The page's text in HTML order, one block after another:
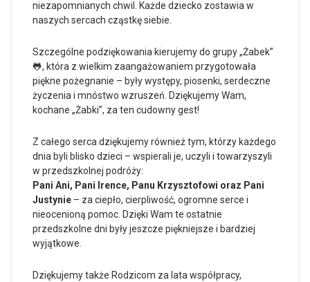
niezapomnianych chwil. Każde dziecko zostawia w
naszych sercach cząstkę siebie.
Szczególne podziękowania kierujemy do grupy „Żabek”
🐸, która z wielkim zaangażowaniem przygotowała
piękne pożegnanie – były występy, piosenki, serdeczne
życzenia i mnóstwo wzruszeń. Dziękujemy Wam,
kochane „Żabki”, za ten cudowny gest!
Z całego serca dziękujemy również tym, którzy każdego
dnia byli blisko dzieci – wspierali je, uczyli i towarzyszyli
w przedszkolnej podróży:
Pani Ani, Pani Irence, Panu Krzysztofowi oraz Pani
Justynie – za ciepło, cierpliwość, ogromne serce i
nieocenioną pomoc. Dzięki Wam te ostatnie
przedszkolne dni były jeszcze piękniejsze i bardziej
wyjątkowe.
Dziękujemy także Rodzicom za lata współpracy,